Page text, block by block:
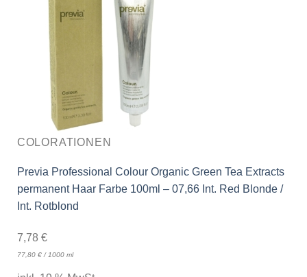
COLORATIONEN
Previa Professional Colour Organic Green Tea Extracts
permanent Haar Farbe 100ml – 07,66 Int. Red Blonde /
Int. Rotblond
7,78 €
77,80 €/ 1000 ml